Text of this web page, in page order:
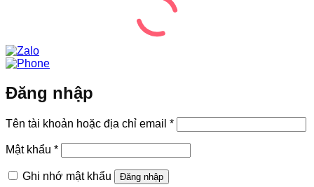
Đăng nhập
Tên tài khoản hoặc địa chỉ email *Bắt
buộc
Mật khẩu *Bắt
buộc
Ghi nhớ mật khẩu
Đăng nhập